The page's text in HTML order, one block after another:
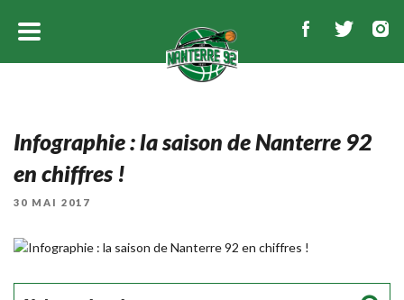
Infographie : la saison de Nanterre 92
en chiffres !
PUBLIÉ
30 MAI 2017